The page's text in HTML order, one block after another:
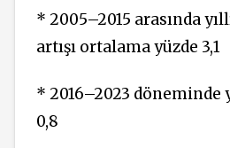
* 2005–2015 arasında
artışı ortalama yüzde 3,1
* 2016–2023 döneminde
0,8